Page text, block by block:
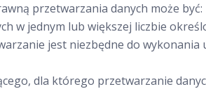
przetwarzania danych może być:
w jednym lub większej liczbie
jest niezbędne do wykonania
dla którego przetwarzanie